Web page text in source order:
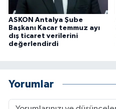
ASKON Antalya Şube
Başkanı Kacar temmuz ayı
dış ticaret verilerini
değerlendirdi
Yorumlar